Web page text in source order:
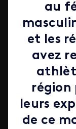
au
et les
avez
région
leurs
de ce